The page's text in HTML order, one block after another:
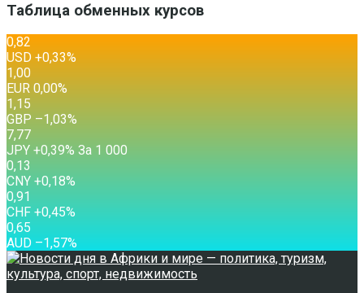
Таблица обменных курсов
0,82
USD +0,33%
1,00
EUR 0,00%
1,15
GBP –1,03%
7,77
JPY +0,39% За 1 000
0,13
CNY +0,18%
0,91
CHF +0,45%
0,65
AUD –1,57%